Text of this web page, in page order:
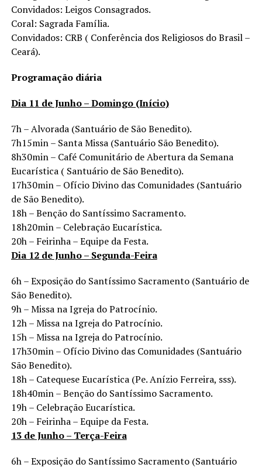
Convidados: Leigos Consagrados.
Coral: Sagrada Família.
Convidados: CRB ( Conferência dos Religiosos do Brasil –
Ceará).
Programação diária
Dia 11 de Junho – Domingo (Início)
7h – Alvorada (Santuário de São Benedito).
7h15min – Santa Missa (Santuário São Benedito).
8h30min – Café Comunitário de Abertura da Semana
Eucarística ( Santuário de São Benedito).
17h30min – Ofício Divino das Comunidades (Santuário
de São Benedito).
18h – Benção do Santíssimo Sacramento.
18h20min – Celebração Eucarística.
20h – Feirinha – Equipe da Festa.
Dia 12 de Junho – Segunda-Feira
6h – Exposição do Santíssimo Sacramento (Santuário de
São Benedito).
9h – Missa na Igreja do Patrocínio.
12h – Missa na Igreja do Patrocínio.
15h – Missa na Igreja do Patrocínio.
17h30min – Ofício Divino das Comunidades (Santuário
São Benedito).
18h – Catequese Eucarística (Pe. Anízio Ferreira, sss).
18h40min – Benção do Santíssimo Sacramento.
19h – Celebração Eucarística.
20h – Feirinha – Equipe da Festa.
13 de Junho – Terça-Feira
6h – Exposição do Santíssimo Sacramento (Santuário